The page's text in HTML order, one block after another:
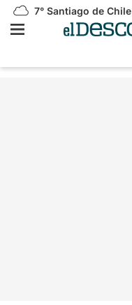
7° Santiago de Chile